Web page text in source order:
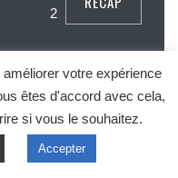
2
FC 2 1
:
RECAP
votre expérience
êtes d'accord avec cela,
si vous le souhaitez.
Accepter